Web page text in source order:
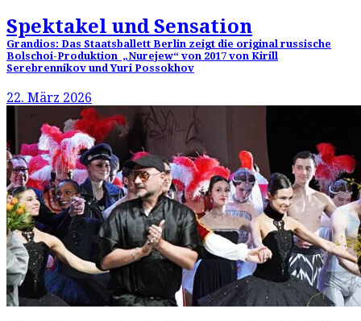
Spektakel und Sensation
Grandios: Das Staatsballett Berlin zeigt die original russische
Bolschoi-Produktion „Nurejew“ von 2017 von Kirill
Serebrennikov und Yuri Possokhov
22. März 2026